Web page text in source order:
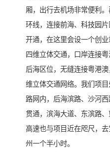
厢，出行去机场非常便利
环线，连接前海、科技园
开通，在这里会设一个创业
四维立体交通，口岸连接粤
后海区位，无缝连接粤港
维立体交通网络。我们项
路网内，后海滨路、沙河
贯通，滨海大道、东滨路
高速也与项目近在咫尺，
州一个半小时。